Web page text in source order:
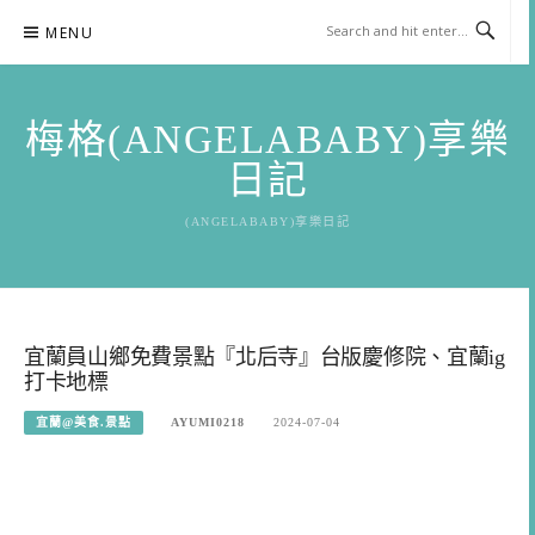
content
MENU
梅格(ANGELABABY)享樂
日記
(ANGELABABY)享樂日記
宜蘭員山鄉免費景點『北后寺』台版慶修院、宜蘭ig
打卡地標
宜蘭@美食.景點 AYUMI0218 2024-07-04